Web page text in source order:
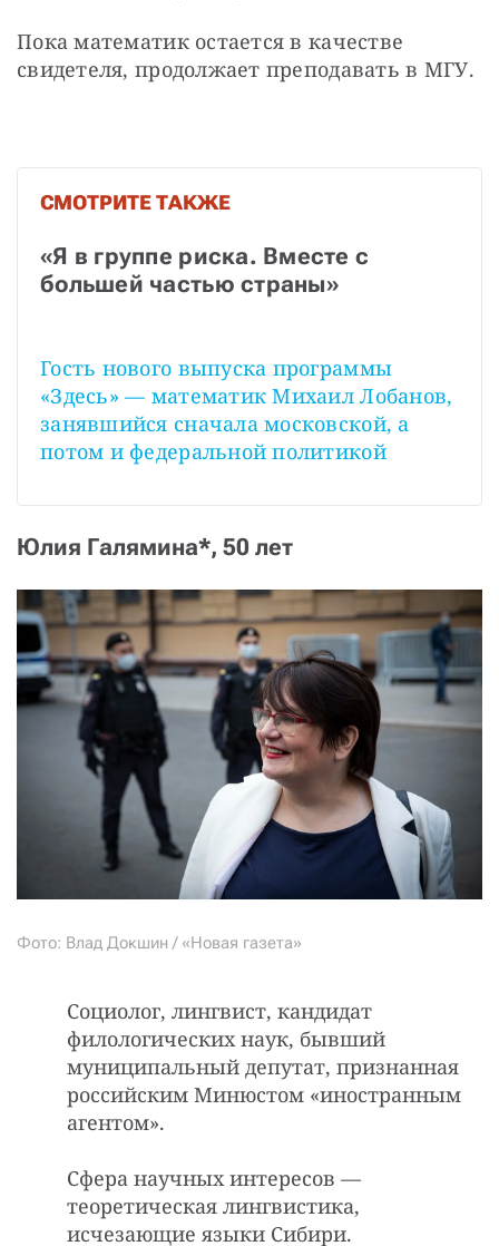
Пока математик остается в качестве
свидетеля, продолжает преподавать в МГУ.
СМОТРИТЕ ТАКЖЕ
«Я в группе риска. Вместе с
большей частью страны»
Гость нового выпуска программы
«Здесь» — математик Михаил Лобанов,
занявшийся сначала московской, а
потом и федеральной политикой
Юлия Галямина*, 50 лет
Фото: Влад Докшин / «Новая газета»
Социолог, лингвист, кандидат
филологических наук, бывший
муниципальный депутат, признанная
российским Минюстом «иностранным
агентом».
Сфера научных интересов —
теоретическая лингвистика,
исчезающие языки Сибири.